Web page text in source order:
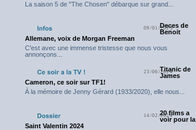
La saison 5 de "The Chosen" débarque sur grand...
09/01/2025Deces de
Benoit
Allemane, voix de Morgan Freeman
C'est avec une immense tristesse que nous vous
annonçons...
23/06/2024Titanic de
James
Cameron, ce soir sur TF1!
À la mémoire de Jenny Gérard (1933/2020), elle nous...
14/02/202420 films a
voir pour la
Saint Valentin 2024